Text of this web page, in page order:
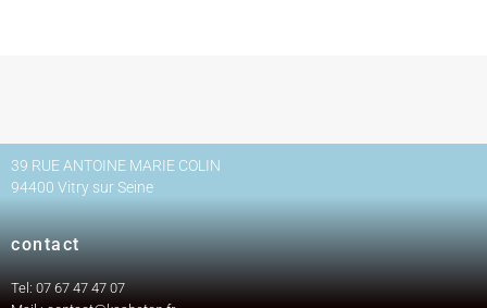
39 RUE ANTOINE MARIE COLIN
94400 Vitry sur Seine
contact
Tel: 07 67 47 47 07